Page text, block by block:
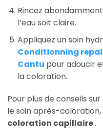
Rincez abondamment
l’eau soit claire.
Appliquez un soin
Conditionning
Cantu pour adoucir
la coloration.
Pour plus de conseils
le soin après-
coloration capillaire.